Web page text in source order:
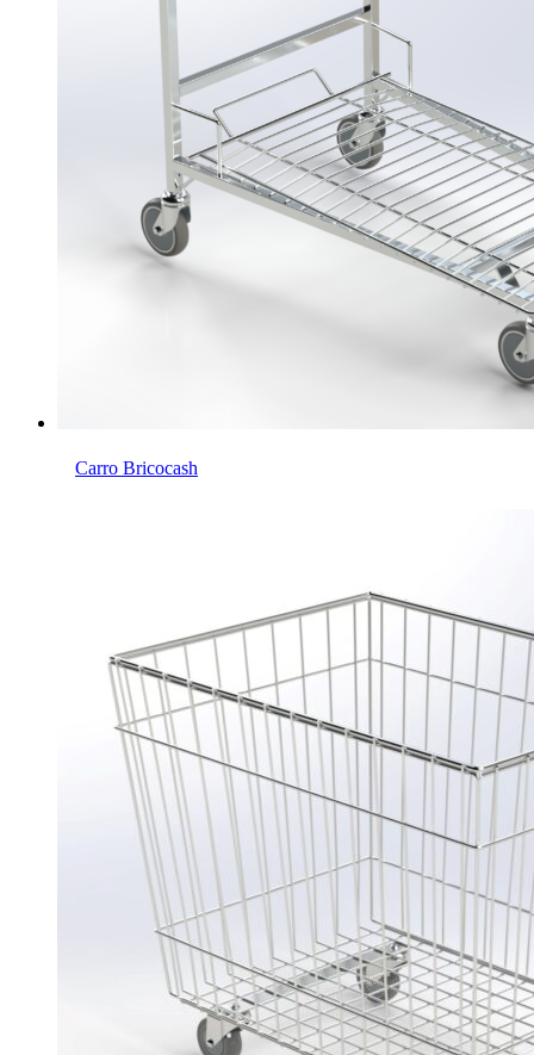
Carro Bricocash